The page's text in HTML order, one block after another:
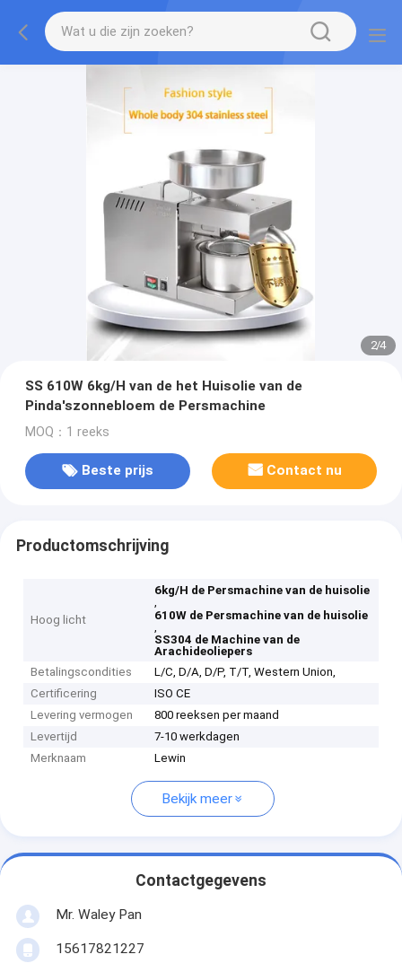
2/4
SS 610W 6kg/H van de het Huisolie van de
Pinda'szonnebloem de Persmachine
MOQ：1 reeks
Beste prijs Contact nu
Productomschrijving
Hoog licht
6kg/H de Persmachine van de huisolie
,
610W de Persmachine van de huisolie
,
SS304 de Machine van de
Arachideoliepers
Betalingscondities
L/C, D/A, D/P, T/T, Western Union,
Certificering
ISO CE
Levering vermogen
800 reeksen per maand
Levertijd
7-10 werkdagen
Merknaam
Lewin
Bekijk meer
Contactgegevens
Mr. Waley Pan
15617821227